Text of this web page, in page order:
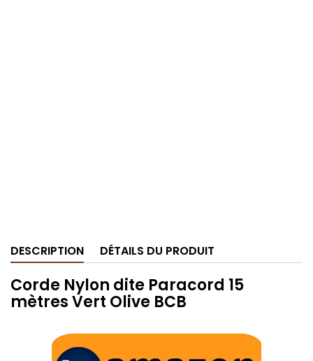
DESCRIPTION DÉTAILS DU PRODUIT
Corde Nylon dite Paracord 15
mètres Vert Olive BCB
.